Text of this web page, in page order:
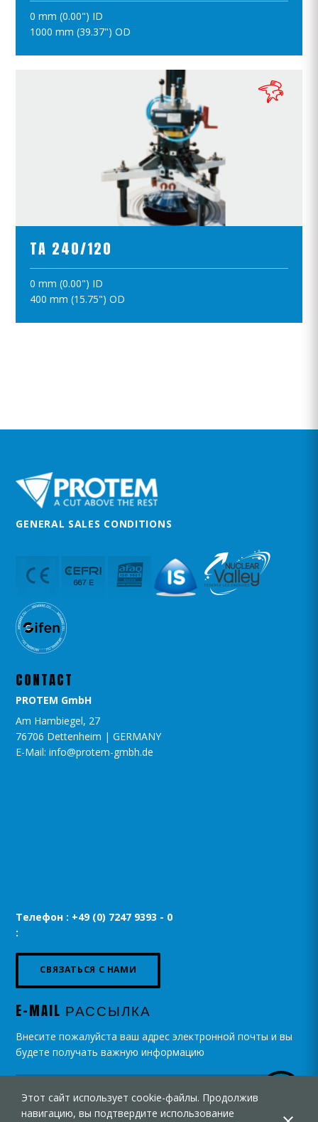
Этот сайт использует cookie-файлы. Продолжив
навигацию, вы подтвердите использование
0 mm (0.00") ID
1000 mm (39.37") OD
ПОЛОЖИТЪ В КОРЗИНУ
TA 240/120
0 mm (0.00") ID
400 mm (15.75") OD
ПРОСМОТР ПРОДУКТОВ
ПОЛОЖИТЪ В КОРЗИНУ
GENERAL SALES CONDITIONS
CONTACT
PROTEM GmbH
Am Hambiegel, 27
76706 Dettenheim | GERMANY
E-Mail: info@protem-gmbh.de
Телефон : +49 (0) 7247 9393 - 0
:
СВЯЗАТЬСЯ С НАМИ
E-MAIL РАССЫЛКА
Внесите пожалуйста ваш адрес электронной почты и вы
будете получать важную информацию